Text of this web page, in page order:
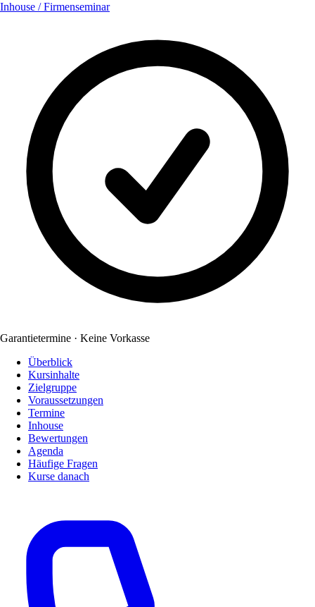
Inhouse / Firmenseminar
Garantietermine · Keine Vorkasse
Überblick
Kursinhalte
Zielgruppe
Voraussetzungen
Termine
Inhouse
Bewertungen
Agenda
Häufige Fragen
Kurse danach